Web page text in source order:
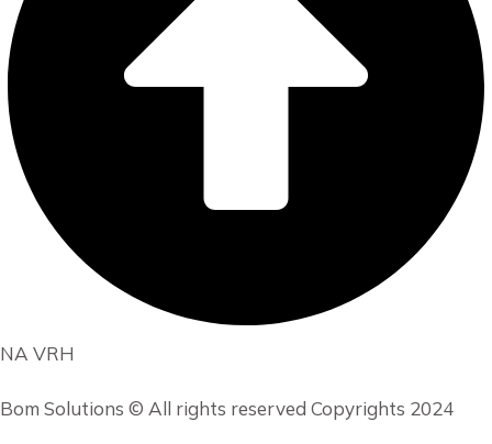
NA VRH
Bom Solutions © All rights reserved Copyrights 2024